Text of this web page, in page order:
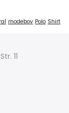
modeboy Polo Shirt
11